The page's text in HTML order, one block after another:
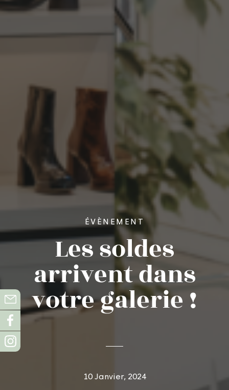
ÉVÈNEMENT
Les soldes
arrivent dans
votre galerie !
10 Janvier, 2024